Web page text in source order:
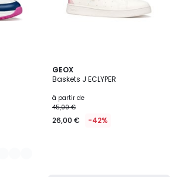
GEOX
Baskets J ECLYPER
à partir de
45,00 €
26,00 € -42%